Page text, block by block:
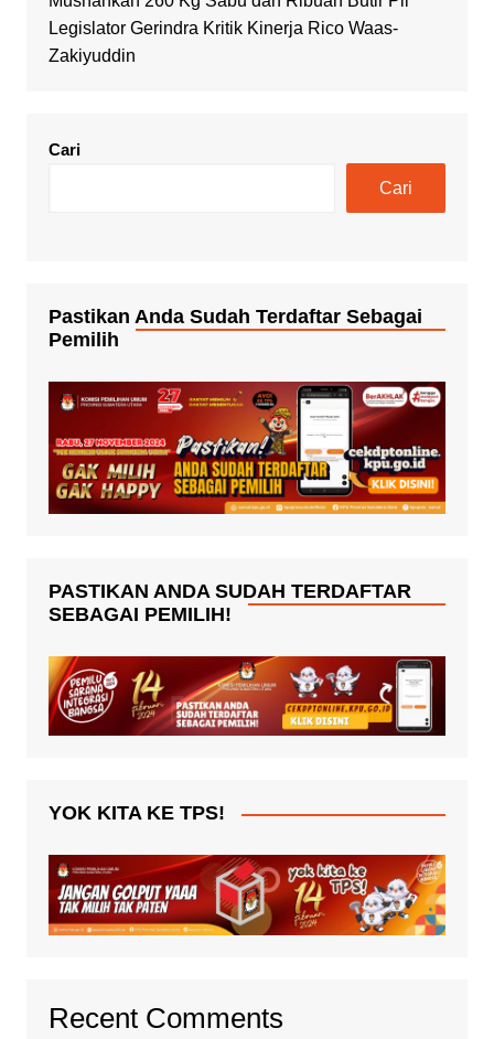
Legislator Gerindra Kritik Kinerja Rico Waas-
Zakiyuddin
Cari
Cari
Pastikan Anda Sudah Terdaftar Sebagai
Pemilih
PASTIKAN ANDA SUDAH TERDAFTAR
SEBAGAI PEMILIH!
YOK KITA KE TPS!
Recent Comments